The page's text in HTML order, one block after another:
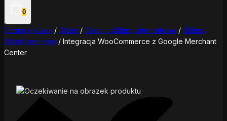
0
Strona główna / Sklep / Strony i sklepy internetowe / Sklepy
WooCommerce / Integracja WooCommerce z Google Merchant
Center